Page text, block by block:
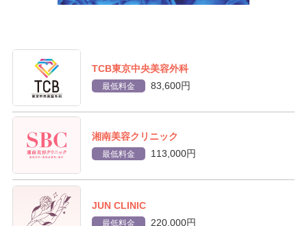
TCB東京中央美容外科
最低料金 83,600円
湘南美容クリニック
最低料金 113,000円
JUN CLINIC
最低料金 220,000円